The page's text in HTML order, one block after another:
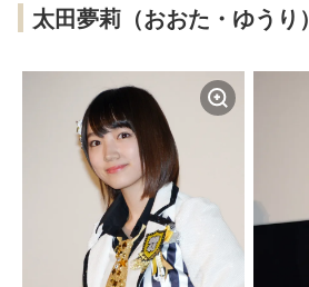
太田夢莉（おおた・ゆうり）